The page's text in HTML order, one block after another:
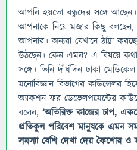
আপনি হয়তো বন্ধুদের সঙ্গে
আপনাকে নিয়ে মজার কিছু
আপনার। অন্যরা যেখানে ঠাট্টা
উঠছেন। কেন এমন? এ বিষয়ে
সঙ্গে। তিনি দীর্ঘদিন ঢাকা
মনোবিজ্ঞান বিভাগের কাউন্সেলর
অ্যাকশন ফর ডেভেলপমেন্টের
বলেন, ‘অতিরিক্ত কাজের চাপ,
প্রতিকূল পরিবেশ মানুষকে এমন
সমস্যা বেশি দেখা দেয় কৈশোর ও